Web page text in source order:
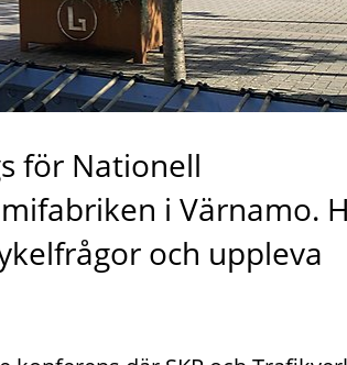
för Nationell
i Värnamo.
och uppleva